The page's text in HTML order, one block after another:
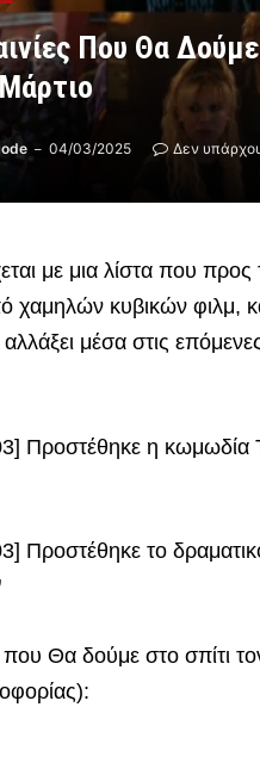
Που Θα
04/03/2025 Δεν
με μια λίστα που
χαμηλών κυβικών φιλμ,
μέσα στις
Προστέθηκε η κωμωδία
Προστέθηκε το
που Θα δούμε στο σπίτι